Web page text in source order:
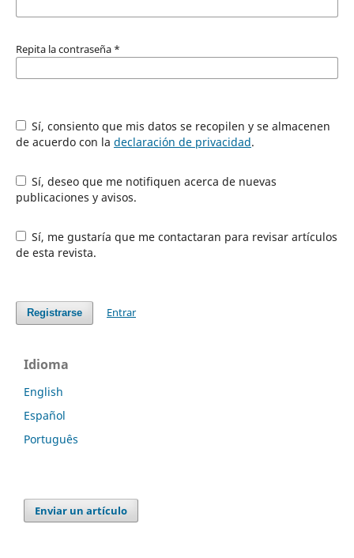
Repita la contraseña *
Sí, consiento que mis datos se recopilen y se almacenen
de acuerdo con la declaración de privacidad.
Sí, deseo que me notifiquen acerca de nuevas
publicaciones y avisos.
Sí, me gustaría que me contactaran para revisar artículos
de esta revista.
Registrarse Entrar
Idioma
English
Español
Português
Enviar un artículo